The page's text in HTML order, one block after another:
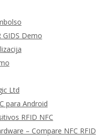
GIDS Demo
Ltd
para Android
RFID NFC
– Compare NFC RFID